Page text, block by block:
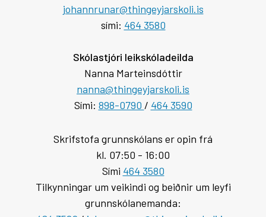
johannrunar@thingeyjarskoli.is
sími: 464 3580
Skólastjóri leikskóladeilda
Nanna Marteinsdóttir
nanna@thingeyjarskoli.is
Sími: 898-0790 / 464 3590
Skrifstofa grunnskólans er opin frá
kl. 07:50 - 16:00
Sími 464 3580
Tilkynningar um veikindi og beiðnir um leyfi
grunnskólanemanda: